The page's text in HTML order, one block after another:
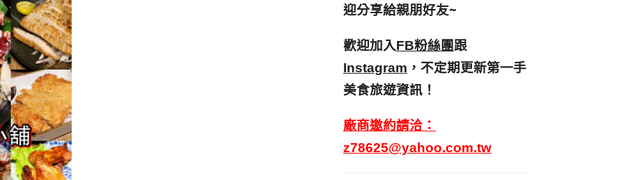
迎分享給親朋好友~
歡迎加入FB粉絲團跟
Instagram ，不定期更新第一手
美食旅遊資訊！
廠商邀約請洽：
z78625@yahoo.com.tw